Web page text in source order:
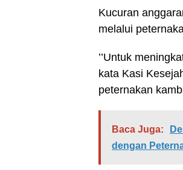
Kucuran
melalui
’’Untuk
kata Kasi
peternakan
Baca Juga:
dengan